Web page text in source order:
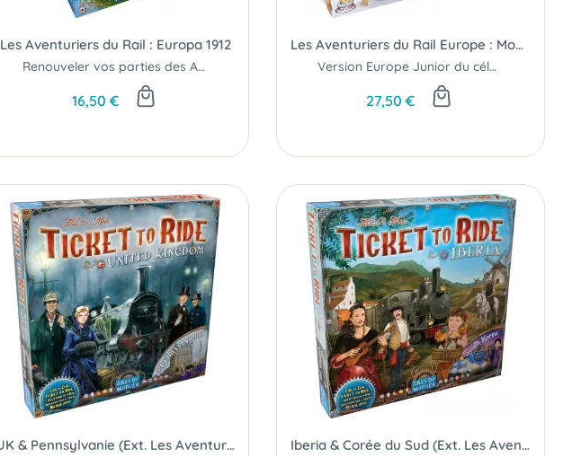
Les Aventuriers du Rail : Europa 1912
Renouveler vos parties des Aventuriers du Rail Europe avec les entrepôts et dépôts!
16,50 €
Les Aventuriers du Rail Europe : Mon Premier Voyage
Version Europe Junior du célèbre jeu
27,50 €
UK & Pennsylvanie (Ext. Les Aventuriers du Rail) Iberia & Corée du Sud (Ext. Les Aventuriers du Rail)